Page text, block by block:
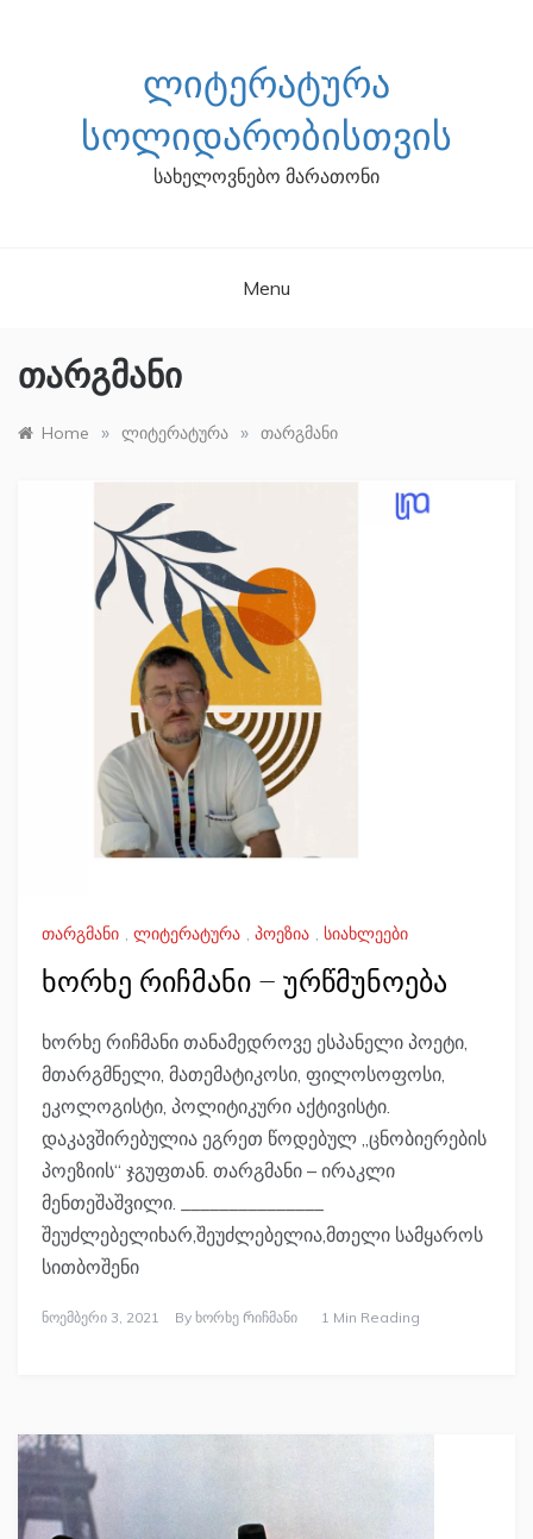
ᲚᲘᲢᲔᲠᲐᲢᲣᲠᲐ
ᲡᲝᲚᲘᲓᲐᲠᲝᲑᲘᲡᲗᲕᲘᲡ
სახელოვნებო მარათონი
Menu
თარგმანი
Home » ლიტერატურა » თარგმანი
თარგმანი , ლიტერატურა , პოეზია , სიახლეები
ხორხე რიჩმანი – ურწმუნოება
ხორხე რიჩმანი თანამედროვე ესპანელი პოეტი,
მთარგმნელი, მათემატიკოსი, ფილოსოფოსი,
ეკოლოგისტი, პოლიტიკური აქტივისტი.
დაკავშირებულია ეგრეთ წოდებულ „ცნობიერების
პოეზიის“ ჯგუფთან. თარგმანი – ირაკლი
მენთეშაშვილი. _______________
შეუძლებელიხარ,შეუძლებელია,მთელი სამყაროს
სითბოშენი
Ნოემბერი 3, 2021 By Ხორხე Რიჩმანი 1 Min Reading